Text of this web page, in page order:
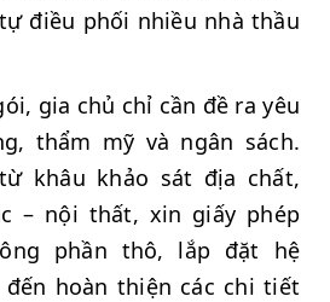
điều phối nhiều nhà thầu
gia chủ chỉ cần đề ra yêu
thẩm mỹ và ngân sách.
khâu khảo sát địa chất,
– nội thất, xin giấy phép
phần thô, lắp đặt hệ
hoàn thiện các chi tiết